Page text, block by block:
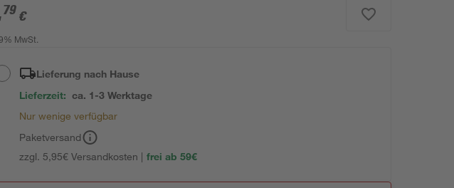
79 €
MwSt.
Lieferung nach Hause
Lieferzeit: ca. 1-3 Werktage
Nur wenige verfügbar
Paketversand
zzgl. 5,95€ Versandkosten | frei ab 59€